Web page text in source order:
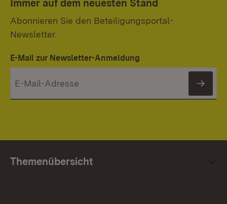
Immer auf dem neuesten Stand
Abonnieren Sie den Beteiligungsportal-
Newsletter.
E-Mail zur Newsletter-Anmeldung
Themenübersicht